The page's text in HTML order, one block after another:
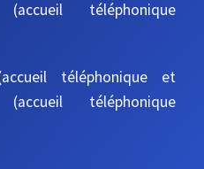
téléphonique
téléphonique et
téléphonique